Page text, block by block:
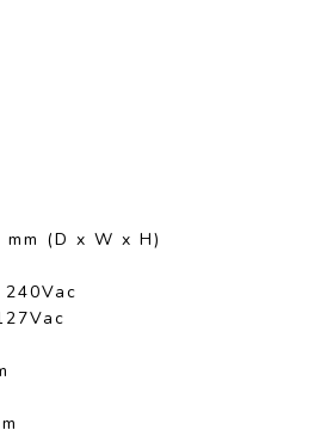
(D x W x H)